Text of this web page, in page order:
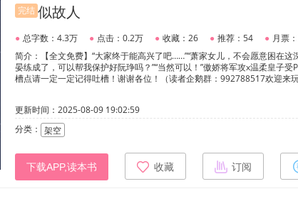
完结 似故人
● 总字数：4.3万 ● 点击：0.2万 ● 收藏：26 ● 推荐：54 ● 月票
简介：【全文免费】“大家终于能高兴了吧……”“萧家女儿，不会愿意困在这
晏练成了，可以帮我保护好阮琤吗？”“当然可以！”傲娇将军攻x温柔皇子
槽点请一定一定记得吐槽！谢谢各位！（读者企鹅群：992788517欢迎来玩
更新时间：2025-08-09 19:02:59
分类： 架空
下载APP,读本书 收藏 订阅